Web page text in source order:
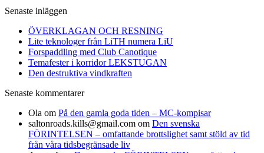
Senaste inläggen
ÖVERKLAGAN OCH RESNING
Lite teknologer från LiTH numera LiU
Forspaddling med Club Canotique
Temafester i korridor LEKSTUGAN
Den destruktiva vindkraften
Senaste kommentarer
Ola om På den gamla goda tiden – MC-kompisar
saltonroads.kills@gmail.com om Den svenska
FÖRINTELSEN – omfattande brottslighet samt stöld av tid
från våra tidsbegränsade liv